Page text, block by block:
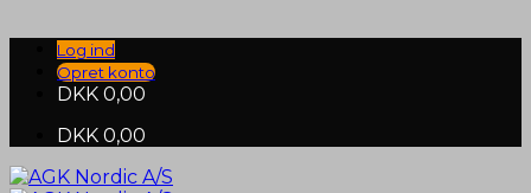
indhold
Log ind
Opret konto
DKK 0,00
DKK 0,00